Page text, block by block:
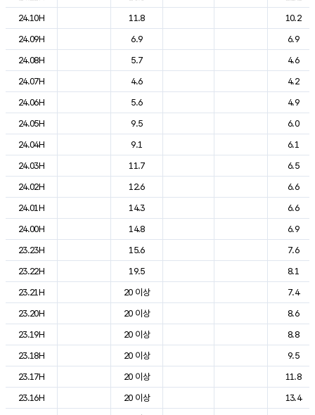
24.10H
11.8
10.2
24.09H
6.9
6.9
24.08H
5.7
4.6
24.07H
4.6
4.2
24.06H
5.6
4.9
24.05H
9.5
6.0
24.04H
9.1
6.1
24.03H
11.7
6.5
24.02H
12.6
6.6
24.01H
14.3
6.6
24.00H
14.8
6.9
23.23H
15.6
7.6
23.22H
19.5
8.1
23.21H
20 이상
7.4
23.20H
20 이상
8.6
23.19H
20 이상
8.8
23.18H
20 이상
9.5
23.17H
20 이상
11.8
23.16H
20 이상
13.4